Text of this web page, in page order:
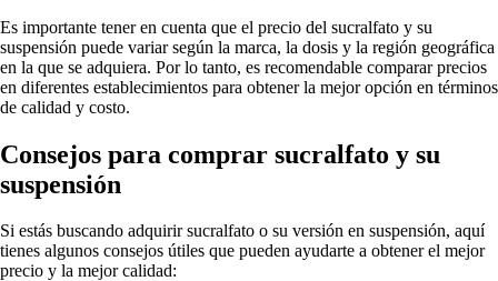
Es importante tener en cuenta que el precio del sucralfato y su
suspensión puede variar según la marca, la dosis y la región geográfica
en la que se adquiera. Por lo tanto, es recomendable comparar precios
en diferentes establecimientos para obtener la mejor opción en términos
de calidad y costo.
Consejos para comprar sucralfato y su
suspensión
Si estás buscando adquirir sucralfato o su versión en suspensión, aquí
tienes algunos consejos útiles que pueden ayudarte a obtener el mejor
precio y la mejor calidad: